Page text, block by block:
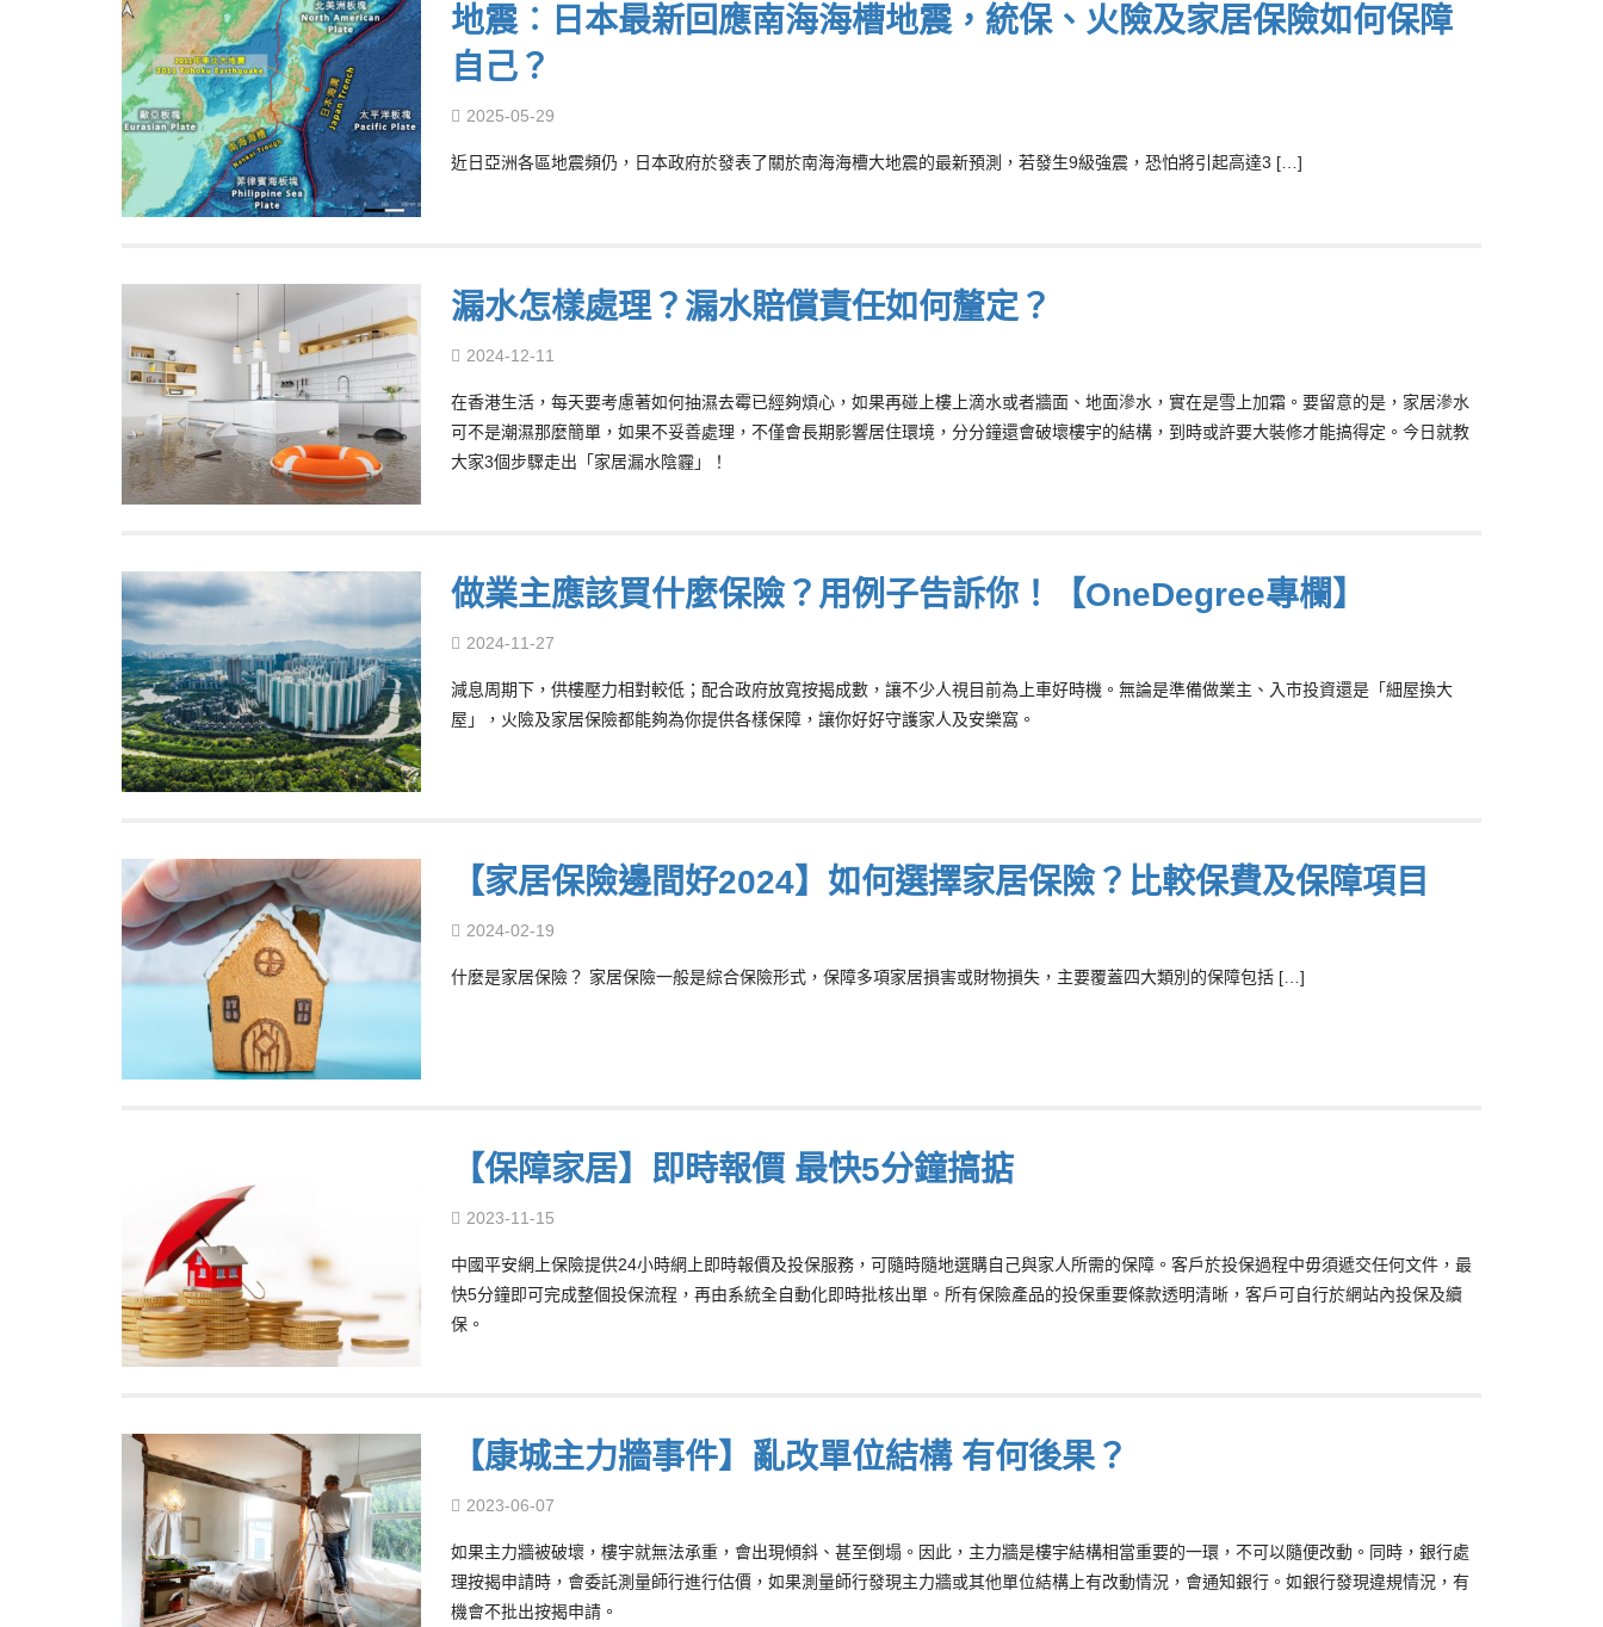
地震︰日本最新回應南海海槽地震，統保、火險及家居保險如何保障
自己？
2025-05-29
近日亞洲各區地震頻仍，日本政府於發表了關於南海海槽大地震的最新預測，若發生9級強震，恐怕將引起高達3 […]
漏水怎樣處理？漏水賠償責任如何釐定？
2024-12-11
在香港生活，每天要考慮著如何抽濕去霉已經夠煩心，如果再碰上樓上滴水或者牆面、地面滲水，實在是雪上加霜。要留意的是，家居滲水
可不是潮濕那麼簡單，如果不妥善處理，不僅會長期影響居住環境，分分鐘還會破壞樓宇的結構，到時或許要大裝修才能搞得定。今日就教
大家3個步驟走出「家居漏水陰霾」！
做業主應該買什麼保險？用例子告訴你！【OneDegree專欄】
2024-11-27
減息周期下，供樓壓力相對較低；配合政府放寬按揭成數，讓不少人視目前為上車好時機。無論是準備做業主、入市投資還是「細屋換大
屋」，火險及家居保險都能夠為你提供各樣保障，讓你好好守護家人及安樂窩。
【家居保險邊間好2024】如何選擇家居保險？比較保費及保障項目
2024-02-19
什麼是家居保險？ 家居保險一般是綜合保險形式，保障多項家居損害或財物損失，主要覆蓋四大類別的保障包括 […]
【保障家居】即時報價 最快5分鐘搞掂
2023-11-15
中國平安網上保險提供24小時網上即時報價及投保服務，可隨時隨地選購自己與家人所需的保障。客戶於投保過程中毋須遞交任何文件，最
快5分鐘即可完成整個投保流程，再由系統全自動化即時批核出單。所有保險產品的投保重要條款透明清晰，客戶可自行於網站內投保及續
保。
【康城主力牆事件】亂改單位結構 有何後果？
2023-06-07
如果主力牆被破壞，樓宇就無法承重，會出現傾斜、甚至倒塌。因此，主力牆是樓宇結構相當重要的一環，不可以隨便改動。同時，銀行處
理按揭申請時，會委託測量師行進行估價，如果測量師行發現主力牆或其他單位結構上有改動情況，會通知銀行。如銀行發現違規情況，有
機會不批出按揭申請。